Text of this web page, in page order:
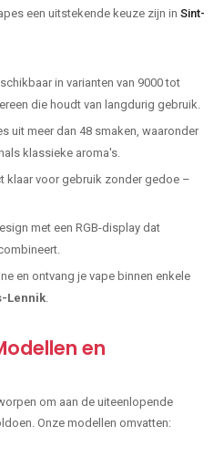
een uitstekende keuze zijn in Sint-
in varianten van 9000 tot
die houdt van langdurig gebruik.
uit meer dan 48 smaken, waaronder
klassieke aroma's.
klaar voor gebruik zonder gedoe –
met een RGB-display dat
en ontvang je vape binnen enkele
Lennik
en
om aan de uiteenlopende
Onze modellen omvatten: